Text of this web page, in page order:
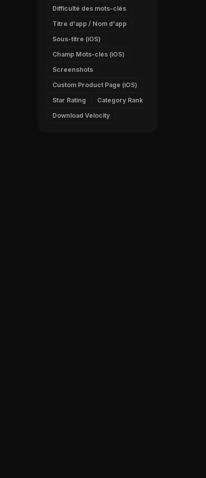
Difficulté des mots-clés
Titre d'app / Nom d'app
Sous-titre (iOS)
Champ Mots-clés (iOS)
Screenshots
Custom Product Page (iOS)
Star Rating
Category Rank
Download Velocity